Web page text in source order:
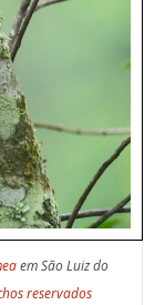
em São Luiz do
reservados